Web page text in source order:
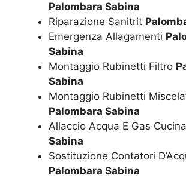
Palombara Sabina
Riparazione Sanitrit
Emergenza Allagamenti
Sabina
Montaggio Rubinetti Filtro
Sabina
Montaggio Rubinetti
Palombara Sabina
Allaccio Acqua E Gas Cucina
Sabina
Sostituzione Contatori
Palombara Sabina